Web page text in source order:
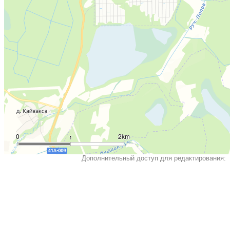
1
0 2km
Дополнительный доступ для редактирования: